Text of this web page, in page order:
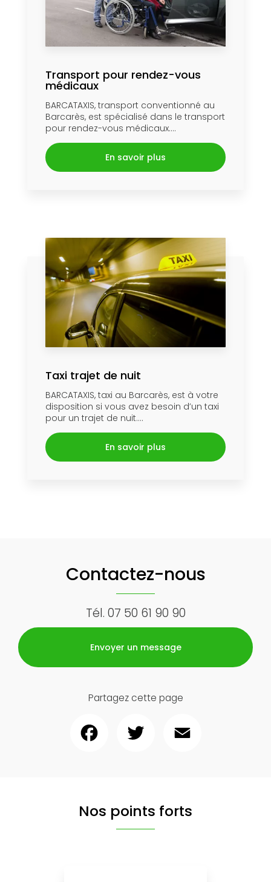
Transport pour rendez-vous
médicaux
BARCATAXIS, transport conventionné au
Barcarès, est spécialisé dans le transport
pour rendez-vous médicaux....
En savoir plus
Taxi trajet de nuit
BARCATAXIS, taxi au Barcarès, est à votre
disposition si vous avez besoin d’un taxi
pour un trajet de nuit....
En savoir plus
Contactez-nous
Tél. 07 50 61 90 90
Envoyer un message
Partagez cette page
Nos points forts